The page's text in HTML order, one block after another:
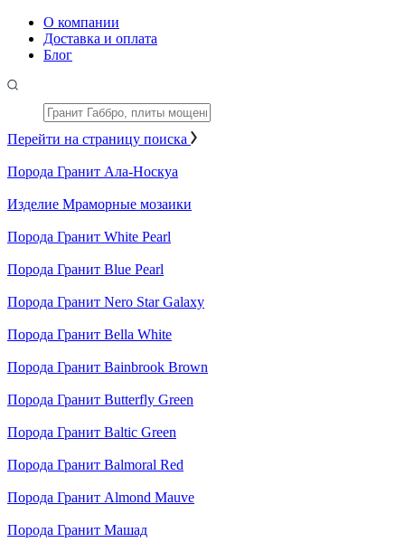
О компании
Доставка и оплата
Блог
Перейти на страницу поиска
Порода Гранит Ала-Носкуа
Изделие Мраморные мозаики
Порода Гранит White Pearl
Порода Гранит Blue Pearl
Порода Гранит Nero Star Galaxy
Порода Гранит Bella White
Порода Гранит Bainbrook Brown
Порода Гранит Butterfly Green
Порода Гранит Baltic Green
Порода Гранит Balmoral Red
Порода Гранит Almond Mauve
Порода Гранит Машад